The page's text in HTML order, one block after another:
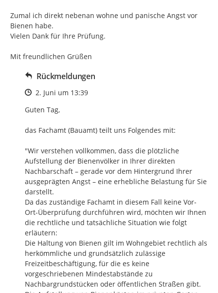
Zumal ich direkt nebenan wohne und panische Angst vor
Bienen habe.
Vielen Dank für Ihre Prüfung.
Mit freundlichen Grüßen
Rückmeldungen
Zeitpunkt des Erstellens
2. Juni um 13:39
Guten Tag,
das Fachamt (Bauamt) teilt uns Folgendes mit:
"Wir verstehen vollkommen, dass die plötzliche
Aufstellung der Bienenvölker in Ihrer direkten
Nachbarschaft – gerade vor dem Hintergrund Ihrer
ausgeprägten Angst – eine erhebliche Belastung für Sie
darstellt.
Da das zuständige Fachamt in diesem Fall keine Vor-
Ort-Überprüfung durchführen wird, möchten wir Ihnen
die rechtliche und tatsächliche Situation wie folgt
erläutern:
Die Haltung von Bienen gilt im Wohngebiet rechtlich als
herkömmliche und grundsätzlich zulässige
Freizeitbeschäftigung, für die es keine
vorgeschriebenen Mindestabstände zu
Nachbargrundstücken oder öffentlichen Straßen gibt.